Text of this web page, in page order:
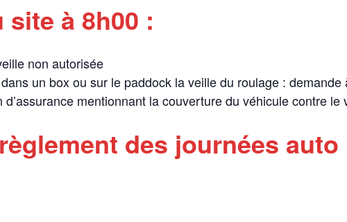
à 8h00 :
non autorisée
un box ou sur le paddock la veille du roulage :
mentionnant la couverture du véhicule contre le
des journées auto